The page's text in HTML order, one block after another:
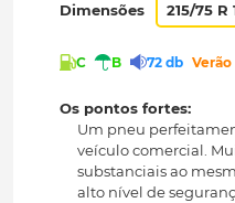
Dimensões 215/75 R
C B 72 db Verão
Os pontos fortes:
Um pneu
veículo comercial.
substanciais ao
alto nível de